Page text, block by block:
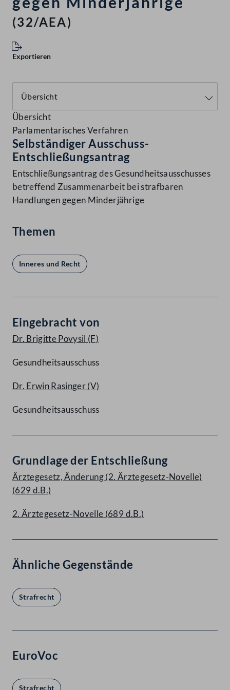
(32/AEA)
Exportieren
Übersicht
Parlamentarisches Verfahren
Selbständiger Ausschuss-
Entschließungsantrag
Entschließungsantrag des Gesundheitsausschusses
betreffend Zusammenarbeit bei strafbaren
Handlungen gegen Minderjährige
Themen
Inneres und Recht
Eingebracht von
Dr. Brigitte Povysil (F)
Gesundheitsausschuss
Dr. Erwin Rasinger(V)
Gesundheitsausschuss
Grundlage der Entschließung
Ärztegesetz, Änderung (2. Ärztegesetz-Novelle)
(629 d.B.)
2. Ärztegesetz-Novelle (689 d.B.)
Ähnliche Gegenstände
Strafrecht
EuroVoc
Strafrecht